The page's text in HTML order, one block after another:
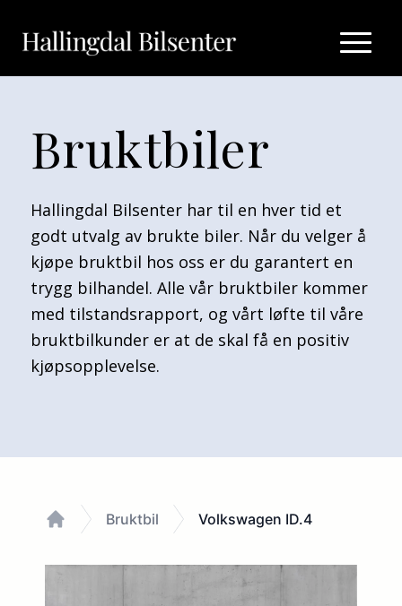
Bruktbiler
Hallingdal Bilsenter har til en hver tid et
godt utvalg av brukte biler. Når du velger å
kjøpe bruktbil hos oss er du garantert en
trygg bilhandel. Alle vår bruktbiler kommer
med tilstandsrapport, og vårt løfte til våre
bruktbilkunder er at de skal få en positiv
kjøpsopplevelse.
Bruktbil Volkswagen ID.4